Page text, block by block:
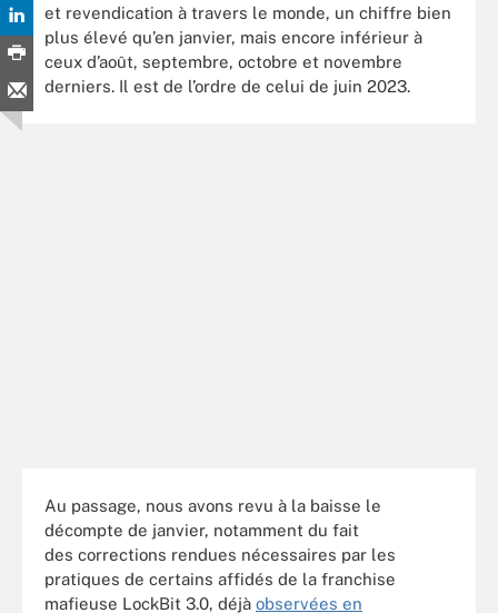
et revendication à travers le monde, un chiffre bien
plus élevé qu’en janvier, mais encore inférieur à
ceux d’août, septembre, octobre et novembre
derniers. Il est de l’ordre de celui de juin 2023.
Au passage, nous avons revu à la baisse le
décompte de janvier, notamment du fait
des corrections rendues nécessaires par les
pratiques de certains affidés de la franchise
mafieuse LockBit 3.0, déjà observées en